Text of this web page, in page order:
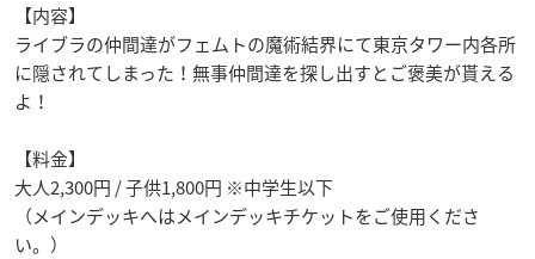
【内容】
ライブラの仲間達がフェムトの魔術結界にて東京タワー内各所
に隠されてしまった！無事仲間達を探し出すとご褒美が貰える
よ！
【料金】
大人2,300円 / 子供1,800円 ※中学生以下
（メインデッキへはメインデッキチケットをご使用くださ
い。）